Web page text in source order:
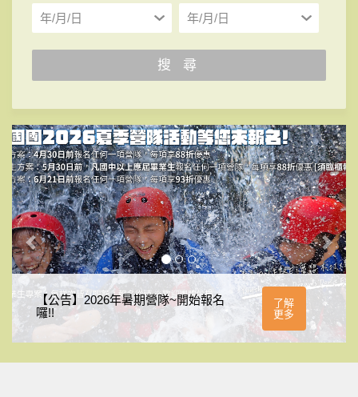
搜 尋
【公告】2026年暑期營隊~開始報名
囉!!
了解
更多